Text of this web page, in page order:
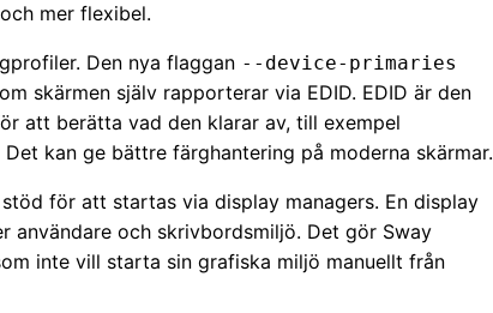
mer flexibel.
Den nya flaggan --device-primaries
skärmen själv rapporterar via EDID. EDID är den
att berätta vad den klarar av, till exempel
kan ge bättre färghantering på moderna skärmar.
för att startas via display managers. En display
användare och skrivbordsmiljö. Det gör Sway
inte vill starta sin grafiska miljö manuellt från